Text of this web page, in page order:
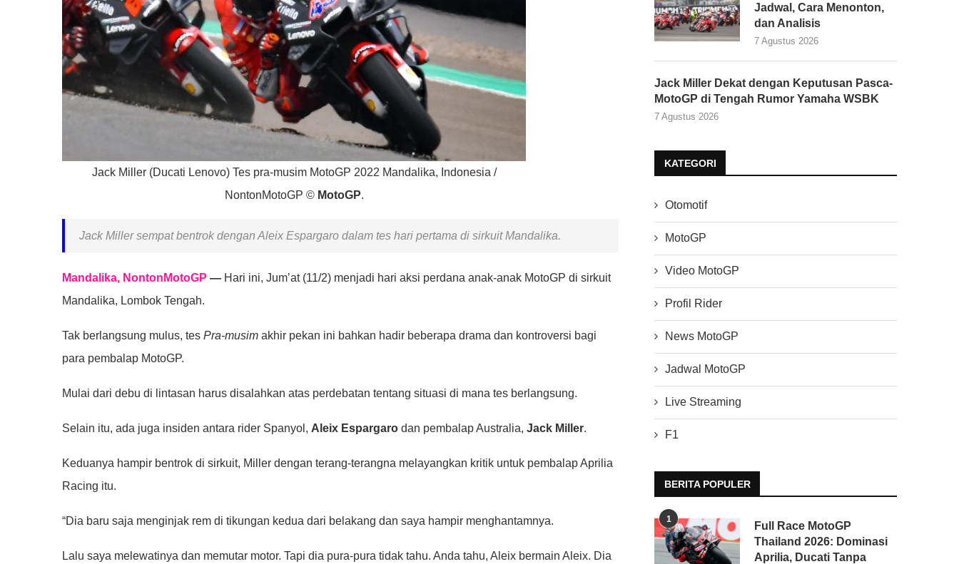
Jack Miller (Ducati Lenovo) Tes pra-musim MotoGP 2022 Mandalika, Indonesia /
NontonMotoGP © MotoGP.
Jack Miller sempat bentrok dengan Aleix Espargaro dalam tes hari pertama di sirkuit Mandalika.
Mandalika, NontonMotoGP — Hari ini, Jum’at (11/2) menjadi hari aksi perdana anak-anak MotoGP di sirkuit
Mandalika, Lombok Tengah.
Tak berlangsung mulus, tes Pra-musim akhir pekan ini bahkan hadir beberapa drama dan kontroversi bagi
para pembalap MotoGP.
Mulai dari debu di lintasan harus disalahkan atas perdebatan tentang situasi di mana tes berlangsung.
Selain itu, ada juga insiden antara rider Spanyol, Aleix Espargaro dan pembalap Australia, Jack Miller.
Keduanya hampir bentrok di sirkuit, Miller dengan terang-terangna melayangkan kritik untuk pembalap Aprilia
Racing itu.
“Dia baru saja menginjak rem di tikungan kedua dari belakang dan saya hampir menghantamnya.
Lalu saya melewatinya dan memutar motor. Tapi dia pura-pura tidak tahu. Anda tahu, Aleix bermain Aleix. Dia
Jadwal, Cara Menonton,
dan Analisis
7 Agustus 2026
Jack Miller Dekat dengan Keputusan Pasca-
MotoGP di Tengah Rumor Yamaha WSBK
7 Agustus 2026
KATEGORI
Otomotif
MotoGP
Video MotoGP
Profil Rider
News MotoGP
Jadwal MotoGP
Live Streaming
F1
BERITA POPULER
1
Full Race MotoGP
Thailand 2026: Dominasi
Aprilia, Ducati Tanpa